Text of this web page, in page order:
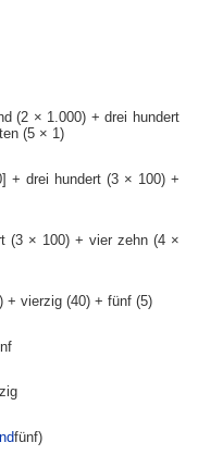
(2 × 1.000) + drei hundert
(5 × 1)
+ drei hundert (3 × 100) +
(3 × 100) + vier zehn (4 ×
+ vierzig (40) + fünf (5)
fünf)